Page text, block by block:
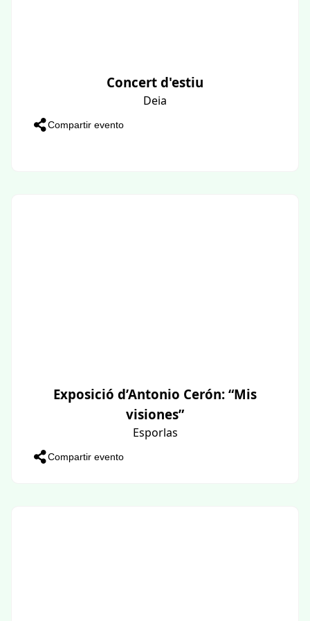
Concert d'estiu
Deia
Compartir evento
Exposició d’Antonio Cerón: “Mis
visiones”
Esporlas
Compartir evento